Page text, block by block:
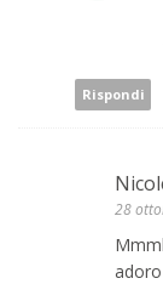
Rispondi
28